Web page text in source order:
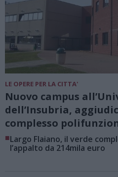
LE OPERE PER LA CITTA'
Nuovo campus
dell’Insubria,
complesso
■Largo Flaiano, il verde
l’appalto da 214mila euro